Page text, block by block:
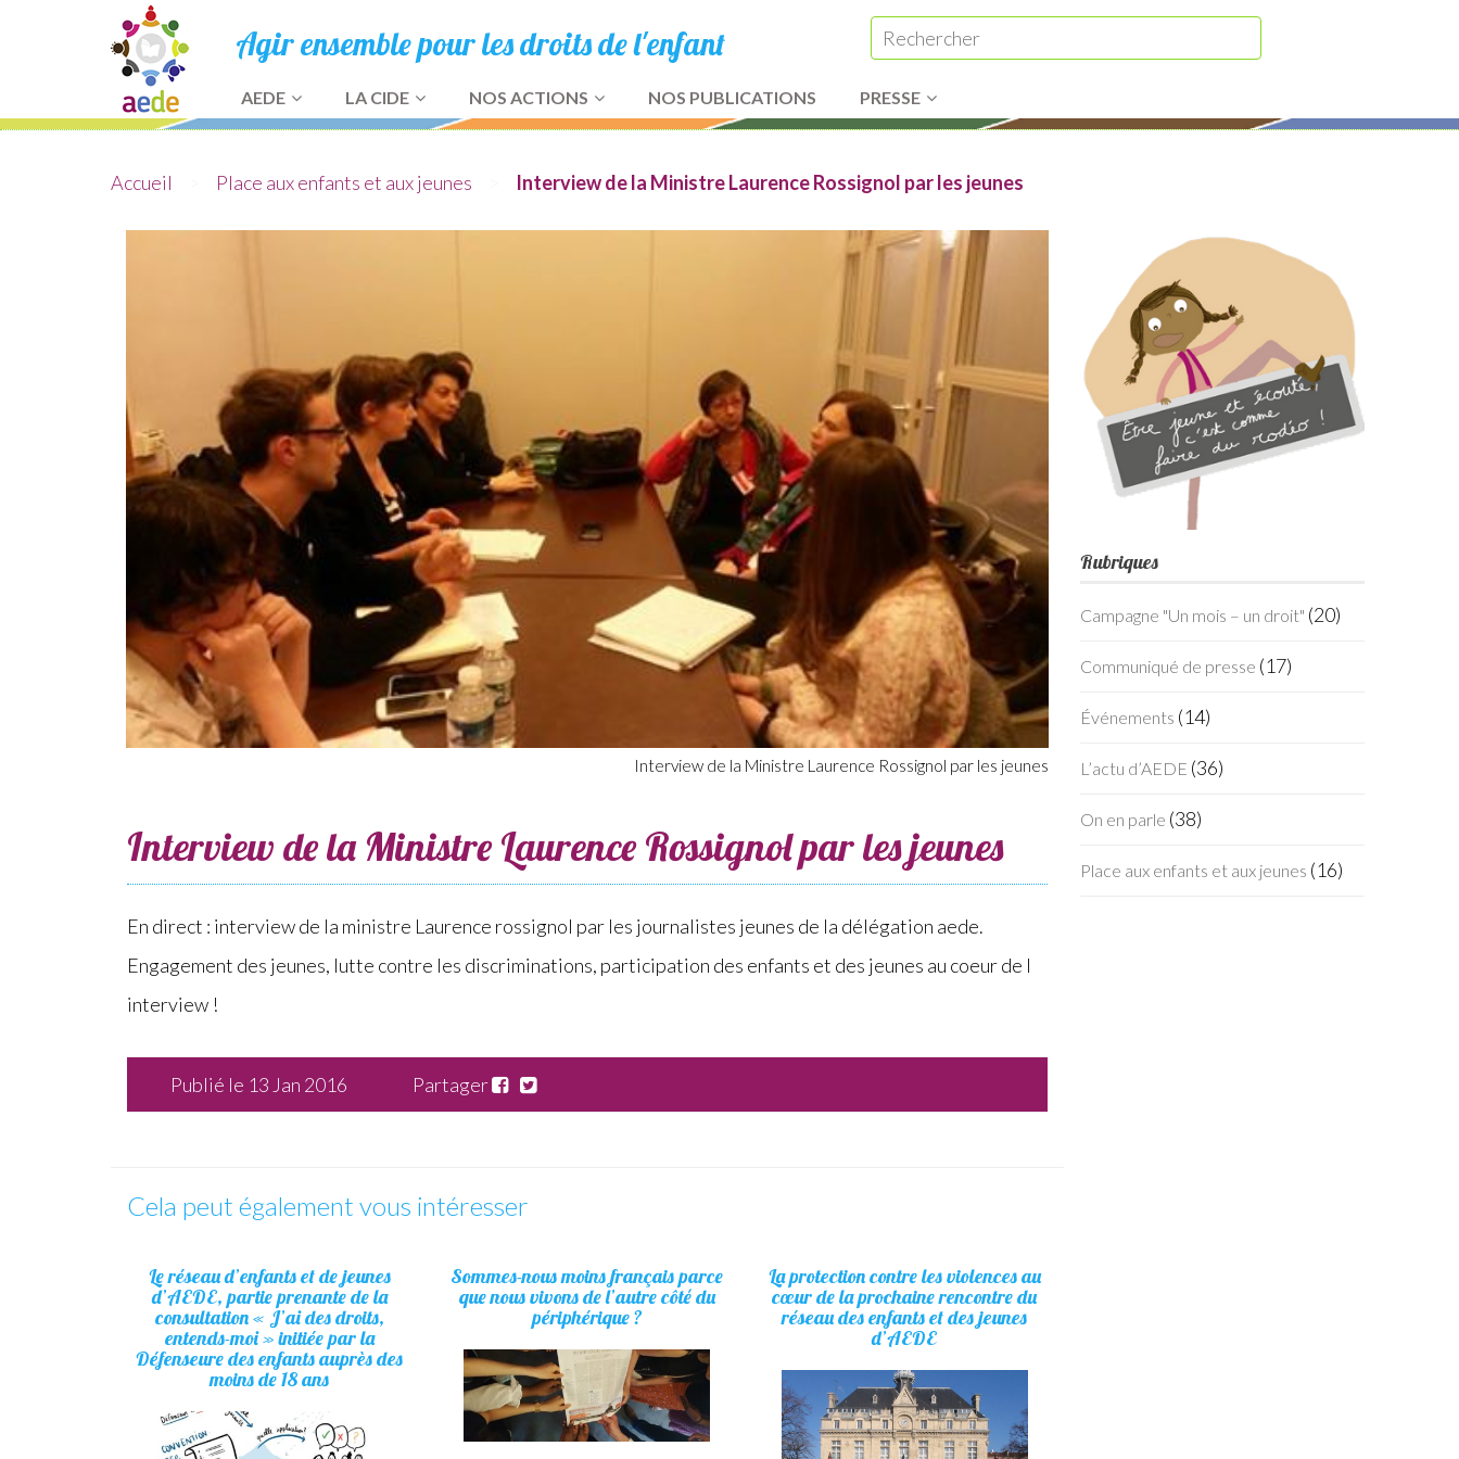
Agir ensemble pour les droits de l'enfant
AEDE LA CIDE NOS ACTIONS NOS PUBLICATIONS PRESSE
Accueil Place aux enfants et aux jeunes Interview de la Ministre Laurence Rossignol par les jeunes
Interview de la Ministre Laurence Rossignol par les jeunes
Interview de la Ministre Laurence Rossignol par les jeunes
En direct : interview de la ministre Laurence rossignol par les journalistes jeunes de la délégation aede.
Engagement des jeunes, lutte contre les discriminations, participation des enfants et des jeunes au coeur de l
interview !
Publié le 13 Jan 2016 Partager
Cela peut également vous intéresser
Le réseau d’enfants et de jeunes
d’AEDE, partie prenante de la
consultation « J’ai des droits,
entends-moi » initiée par la
Défenseure des enfants auprès des
moins de 18 ans
Sommes-nous moins français parce
que nous vivons de l’autre côté du
périphérique ?
La protection contre les violences au
cœur de la prochaine rencontre du
réseau des enfants et des jeunes
d’AEDE
Rubriques
Campagne "Un mois – un droit" (20)
Communiqué de presse (17)
Événements (14)
L’actu d’AEDE (36)
On en parle (38)
Place aux enfants et aux jeunes (16)